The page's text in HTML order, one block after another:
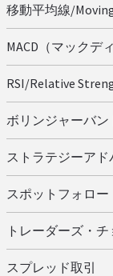
移動平均線/
MACD（マックディ
RSI/Relative
ボリンジャーバ
ストラテジーアド
スポットフォロー
トレーダーズ・チ
スプレッド取引